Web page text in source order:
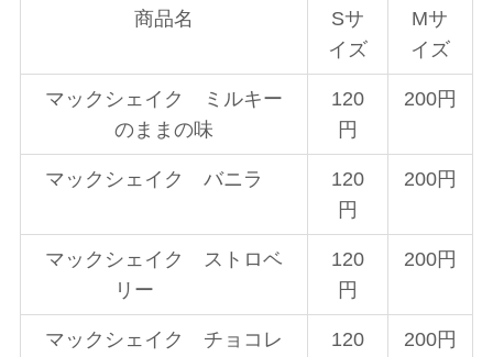
商品名
Sサ
イズ
Mサ
イズ
マックシェイク ミルキー
のままの味
120
円
200円
マックシェイク バニラ
120
円
200円
マックシェイク ストロベ
リー
120
円
200円
マックシェイク チョコレ
120
200円